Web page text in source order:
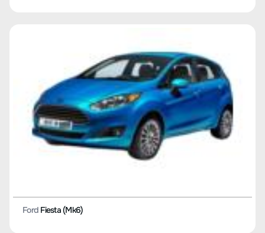
Ford Fiesta (Mk6)